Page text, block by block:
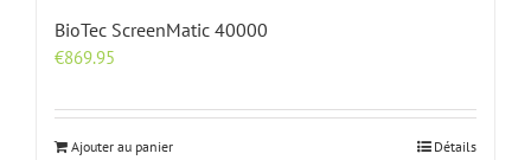
BioTec ScreenMatic 40000
€869.95
Ajouter au panier Détails